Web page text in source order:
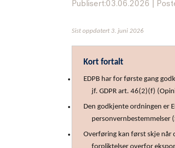
Publisert:03.06.2026
Sist oppdatert 3. juni 2026
Kort fortalt
EDPB har for første gang
jf. GDPR art. 46(2)(f)
Den godkjente ordningen er
personvernbestemmelser
Overføring kan først skje når